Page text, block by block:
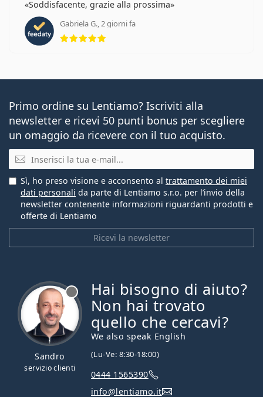
Soddisfacente, grazie alla prossima
Gabriela G., 2 giorni fa
valutazione 5 di 5
Primo ordine su Lentiamo? Iscriviti alla
newsletter e ricevi 50 punti bonus per scegliere
un omaggio da ricevere con il tuo acquisto.
E-mail
Ricevi la newsletter
Sì, ho preso visione e acconsento al trattamento dei miei
dati personali da parte di Lentiamo s.r.o. per l’invio della
newsletter contenente informazioni riguardanti prodotti e
offerte di Lentiamo
Sandro
servizio clienti
Hai bisogno di aiuto?
Non hai trovato
quello che cercavi?
We also speak English
(Lu-Ve: 8:30-18:00)
0444 1565390
info@lentiamo.it